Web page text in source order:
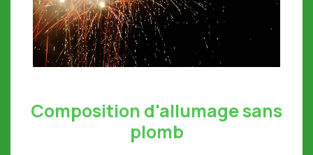
Composition d'allumage sans
plomb